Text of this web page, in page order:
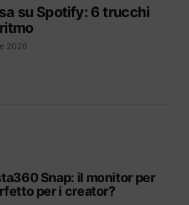
su Spotify: 6 trucchi
2026
Snap: il monitor per
per i creator?